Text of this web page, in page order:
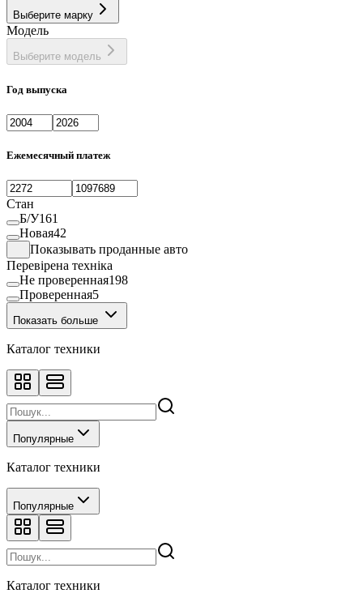
Выберите марку
Модель
Выберите модель
Год выпуска
Ежемесячный платеж
Стан
Б/У161
Новая42
Показывать проданные авто
Перевірена техніка
Не проверенная198
Проверенная5
Показать больше
Каталог техники
Популярные
Каталог техники
Популярные
Каталог техники